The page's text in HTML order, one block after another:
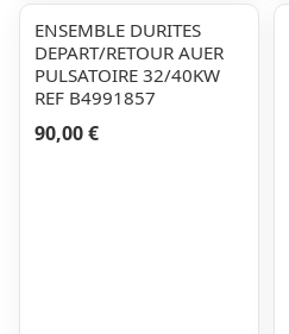
ENSEMBLE DURITES
DEPART/RETOUR AUER
PULSATOIRE 32/40KW
REF B4991857
90,00 €